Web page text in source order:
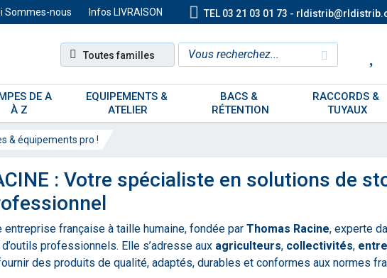
Sommes-nous Infos LIVRAISON TEL 03 21 03 01 73 -
DE A
À Z
EQUIPEMENTS &
ATELIER
BACS &
RÉTENTION
RACCORDS &
TUYAUX
Toutes familles
& équipements pro !
: Votre spécialiste en solutions de
entreprise française à taille humaine, fondée par Thomas Racine, experte
professionnels. Elle s’adresse aux agriculteurs, collectivités,
des produits de qualité, adaptés, durables et conformes aux normes